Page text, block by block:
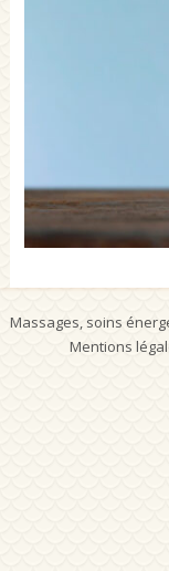
Massages, soins
Mentions